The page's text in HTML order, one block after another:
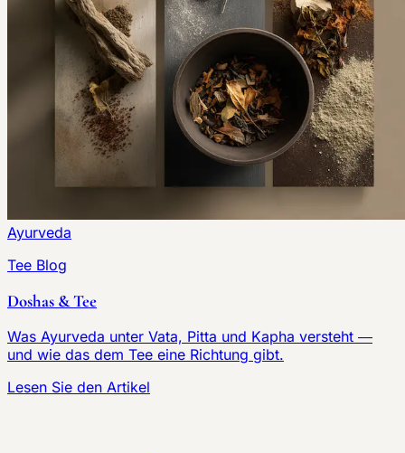
Ayurveda
Tee Blog
Doshas & Tee
Was Ayurveda unter Vata, Pitta und Kapha versteht —
und wie das dem Tee eine Richtung gibt.
Lesen Sie den Artikel